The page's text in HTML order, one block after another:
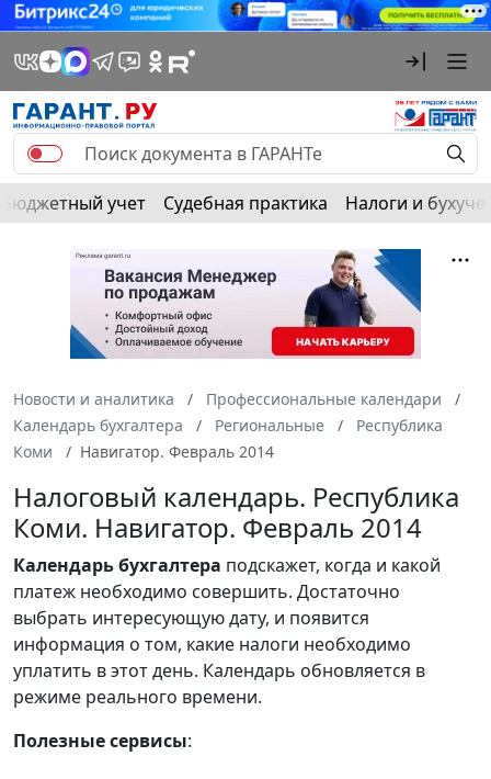
Бюджетный учет Судебная практика Налоги и
Новости и аналитика
Профессиональные календари
Календарь бухгалтера
Региональные
Республика
Коми
Навигатор. Февраль 2014
Налоговый календарь. Республика
Коми. Навигатор. Февраль 2014
Календарьбухгалтера подскажет, когда и какой
платеж необходимо совершить. Достаточно
выбрать интересующую дату, и появится
информация о том, какие налоги необходимо
уплатить в этот день. Календарь обновляется в
режиме реального времени.
Полезные сервисы: